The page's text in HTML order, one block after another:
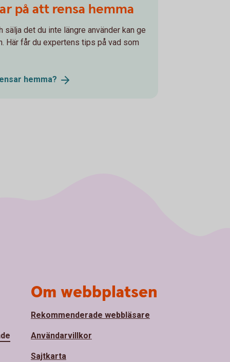
på att rensa hemma
det du inte längre använder kan ge
Här får du expertens tips på vad som
hemma?
Om webbplatsen
Rekommenderade webbläsare
Användarvillkor
Sajtkarta